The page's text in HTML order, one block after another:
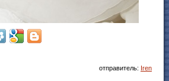
отправитель: Iren